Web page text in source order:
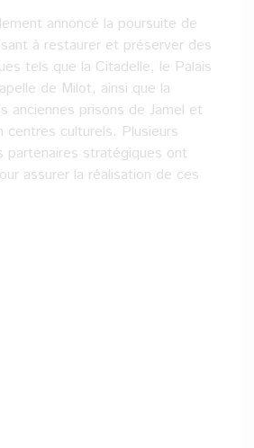
annoncé la poursuite de
à restaurer et préserver des
tels que la Citadelle, le Palais
de Milot, ainsi que la
anciennes prisons de Jamel et
centres culturels. Plusieurs
partenaires stratégiques ont
assurer la réalisation de ces